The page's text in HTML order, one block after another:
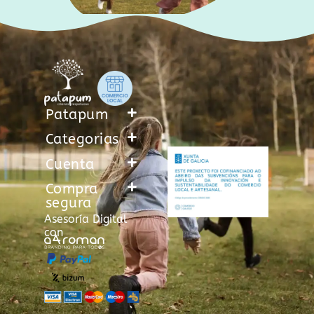
Patapum
Categorias
Cuenta
Compra
segura
Asesoría Digital
con